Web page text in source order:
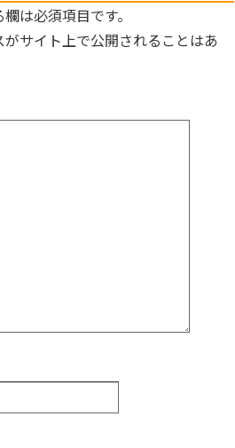
は必須項目です。
がサイト上で公開されることはあ